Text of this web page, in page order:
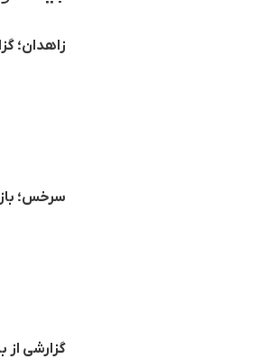
زاهدان؛
سرخس؛
گزارشی